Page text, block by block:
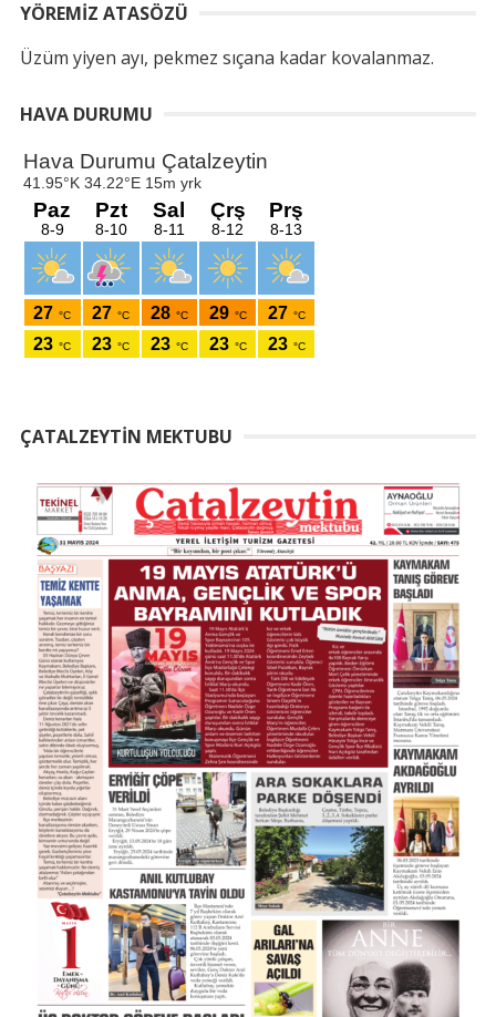
YÖREMIZ ATASÖZÜ
Üzüm yiyen ayı, pekmez sıçana kadar kovalanmaz.
HAVA DURUMU
ÇATALZEYTIN MEKTUBU